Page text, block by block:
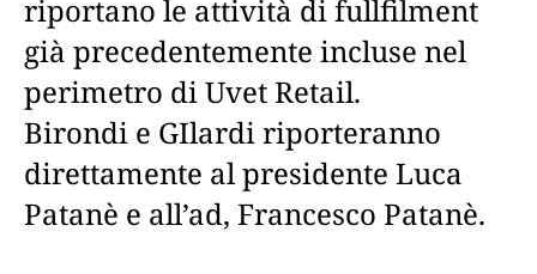
riportano le attività di fullfilment
già precedentemente incluse nel
perimetro di Uvet Retail.
Birondi e GIlardi riporteranno
direttamente al presidente Luca
Patanè e all’ad, Francesco Patanè.